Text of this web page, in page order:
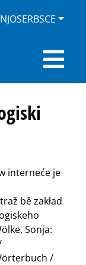
interneće je
bě zakład
Sonja:
/